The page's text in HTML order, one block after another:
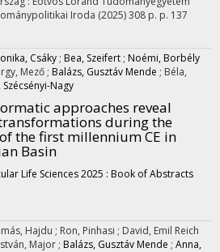
Iroda (2025)308 p. p. 137
Csáky ; Bea, Szeifert ; Noémi, Borbély
Mező ; Balázs, Gusztáv Mende ; Béla,
Szécsényi-Nagy
approaches reveal
during the
the first millennium CE in
Basin
Life Sciences 2025 : Book of Abstracts
Hajdu ; Ron, Pinhasi ; David, Emil Reich
Major ; Balázs, Gusztáv Mende ; Anna,